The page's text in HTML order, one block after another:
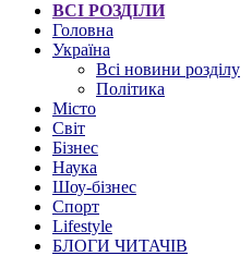
ВСІ РОЗДІЛИ
Головна
Україна
Всі новини розділу
Політика
Місто
Світ
Бізнес
Наука
Шоу-бізнес
Спорт
Lifestyle
БЛОГИ ЧИТАЧІВ